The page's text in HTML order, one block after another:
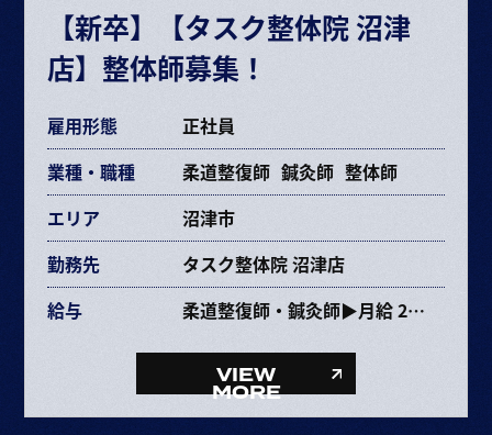
交通費規定支給
各種手当あり
【新卒】【タスク整体院 沼津
店】整体師募集！
雇用形態
正社員
業種・職種
柔道整復師 鍼灸師 整体師
エリア
沼津市
勤務先
タスク整体院 沼津店
給与
柔道整復師・鍼灸師▶月給 237,353円〜463,670円
・基本給 193,072～385,264円
・固定残業代 34,281円～68,406円（25時間）
・資格手当 10,000円
VIEW
MORE